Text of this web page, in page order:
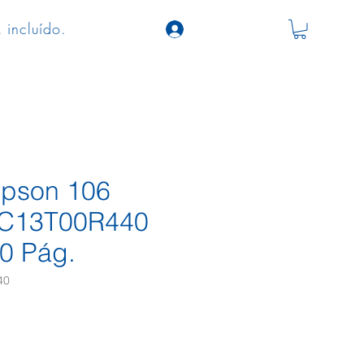
incluído.
106
Pág.